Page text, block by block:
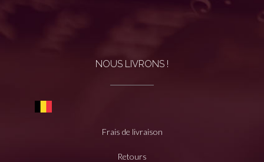
NOUS LIVRONS !
Frais de livraison
Retours